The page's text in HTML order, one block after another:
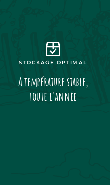
STOCKAGE OPTIMAL
A température stable,
toute l'année